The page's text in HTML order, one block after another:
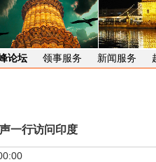
论坛 领事服务 新闻服务
一行访问印度